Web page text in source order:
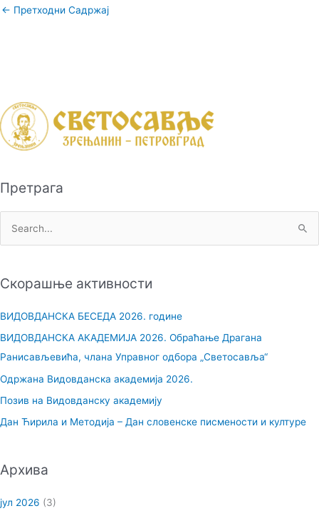
← Претходни Садржај
Претрага
т
з
а
:
Скорашње активности
ВИДОВДАНСКА БЕСЕДА 2026. године
ВИДОВДАНСКА АКАДЕМИЈА 2026. Обраћање Драгана
Ранисављевића, члана Управног одбора „Светосавља“
Одржана Видовданска академија 2026.
Позив на Видовданску академију
Дан Ћирила и Методија – Дан словенске писмености и културе
Архива
јул 2026 (3)